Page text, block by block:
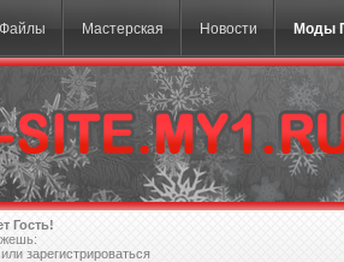
Файлы Мастерская Новости Моды
Гость!
или зарегистрироваться